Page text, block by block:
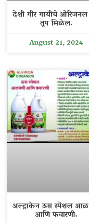
देशी गीर गायीचे
तूप मिळेल.
August 21, 2024
अल्ट्राकेन ऊस स्पेशल
आणि फवारणी.